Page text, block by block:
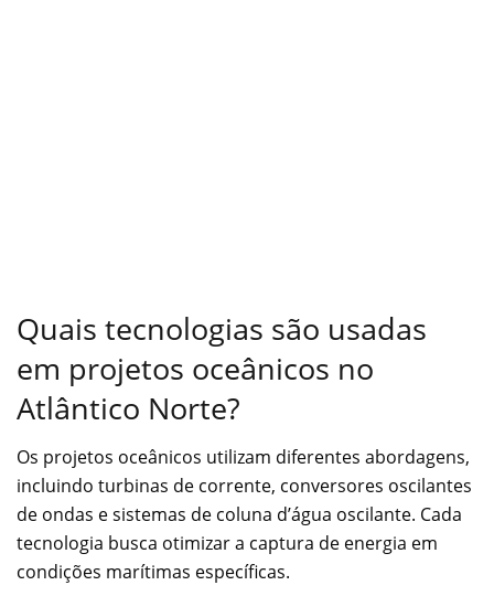
Quais tecnologias são usadas
em projetos oceânicos no
Atlântico Norte?
Os projetos oceânicos utilizam diferentes abordagens,
incluindo turbinas de corrente, conversores oscilantes
de ondas e sistemas de coluna d’água oscilante. Cada
tecnologia busca otimizar a captura de energia em
condições marítimas específicas.